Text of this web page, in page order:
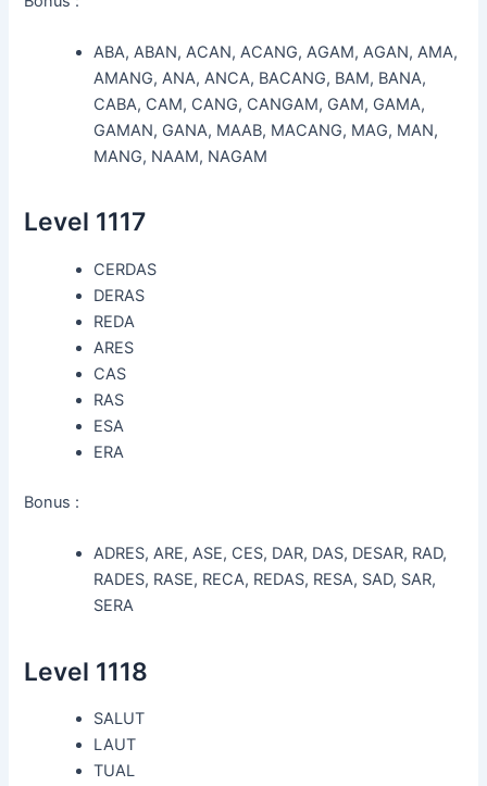
ABA, ABAN, ACAN, ACANG, AGAM, AGAN, AMA,
AMANG, ANA, ANCA, BACANG, BAM, BANA,
CABA, CAM, CANG, CANGAM, GAM, GAMA,
GAMAN, GANA, MAAB, MACANG, MAG, MAN,
MANG, NAAM, NAGAM
Level 1117
CERDAS
DERAS
REDA
ARES
CAS
RAS
ESA
ERA
Bonus :
ADRES, ARE, ASE, CES, DAR, DAS, DESAR, RAD,
RADES, RASE, RECA, REDAS, RESA, SAD, SAR,
SERA
Level 1118
SALUT
LAUT
TUAL